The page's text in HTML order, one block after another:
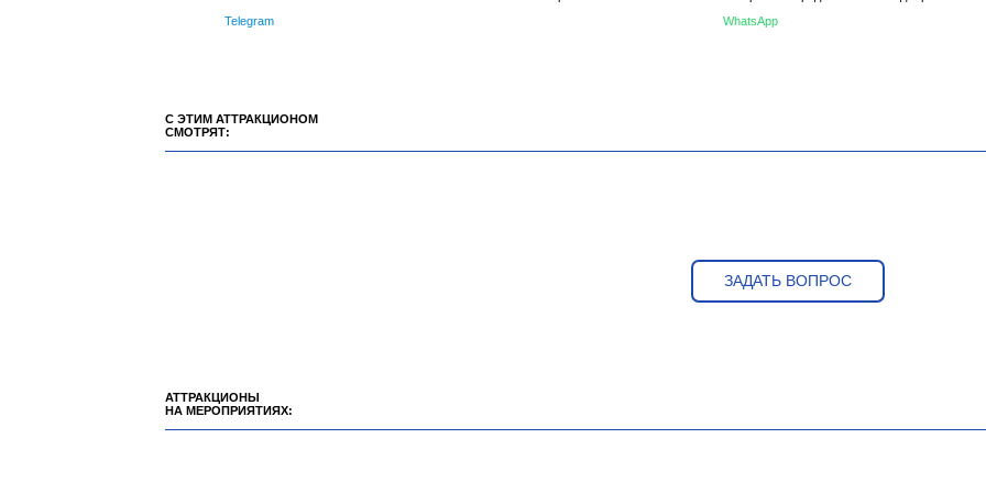
Telegram
WhatsApp
С ЭТИМ АТТРАКЦИОНОМ
СМОТРЯТ:
ЗАДАТЬ ВОПРОС
АТТРАКЦИОНЫ
НА МЕРОПРИЯТИЯХ: